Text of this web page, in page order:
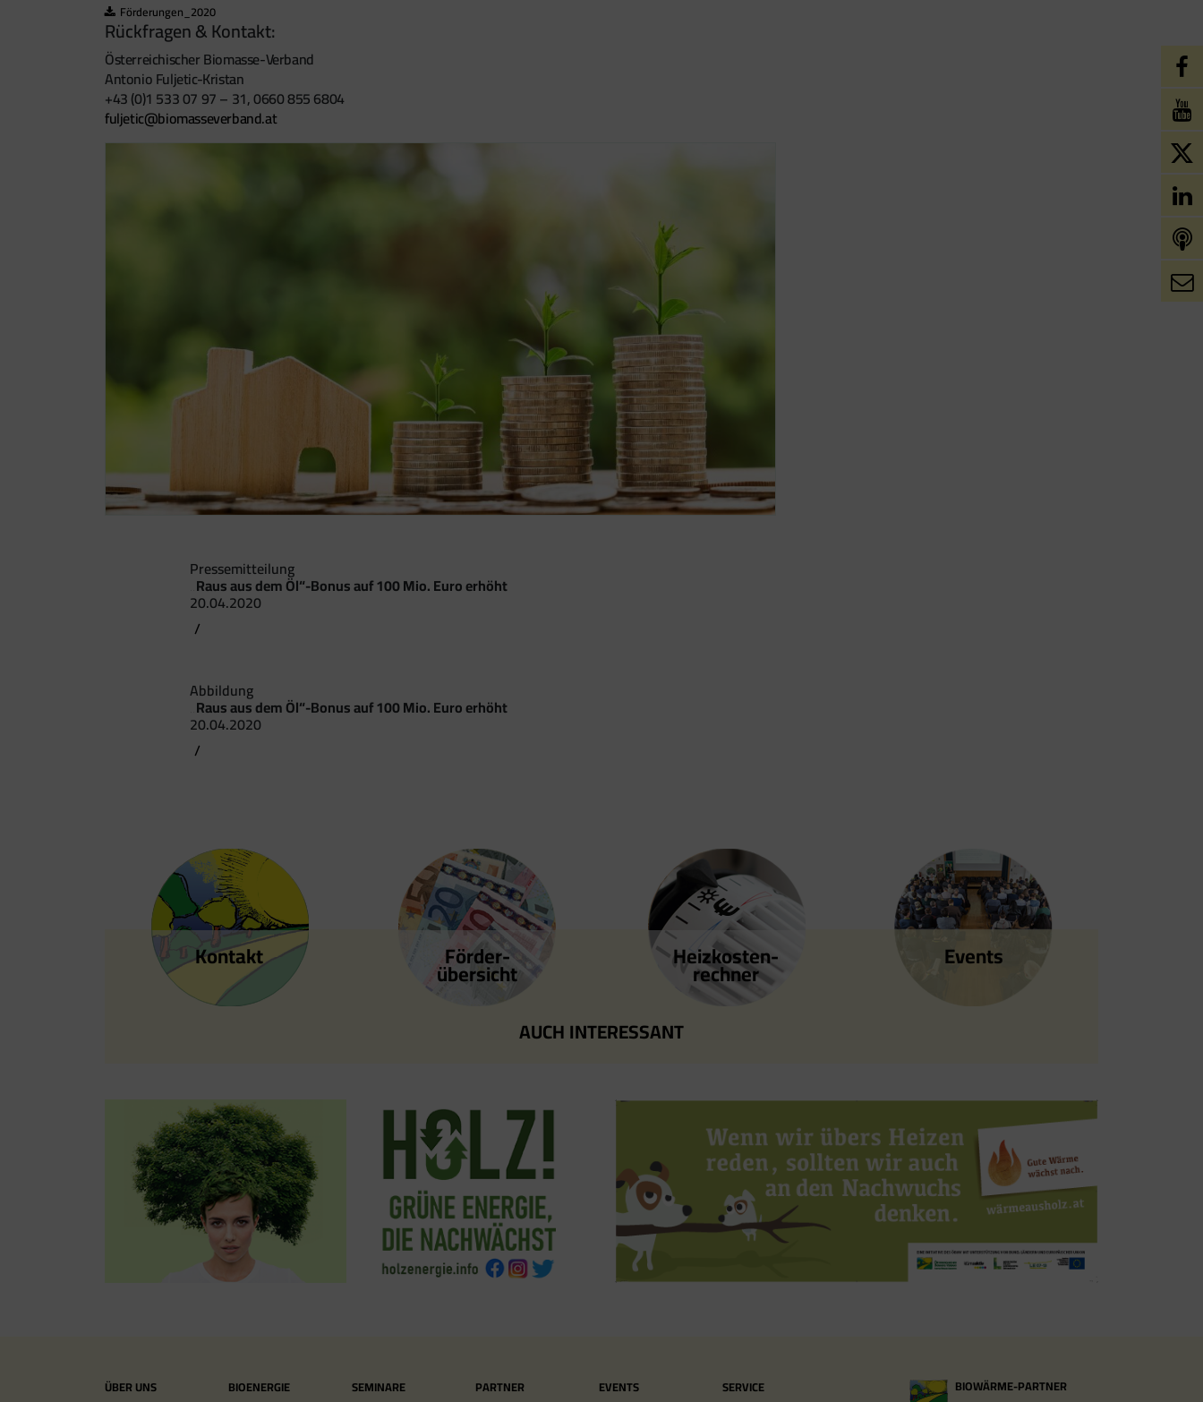
Förderungen_2020
Rückfragen & Kontakt:
Österreichischer Biomasse-Verband
Antonio Fuljetic-Kristan
+43 (0)1 533 07 97 – 31, 0660 855 6804
fuljetic@biomasseverband.at
Pressemitteilung
„Raus aus dem Öl“-Bonus auf 100 Mio. Euro erhöht
20.04.2020
/
Abbildung
„Raus aus dem Öl“-Bonus auf 100 Mio. Euro erhöht
20.04.2020
/
Kontakt Förder­
übersicht Heizkosten­
rechner Events
AUCH INTERESSANT
ÜBER UNS BIOENERGIE SEMINARE PARTNER EVENTS SERVICE BIOWÄRME-PARTNER